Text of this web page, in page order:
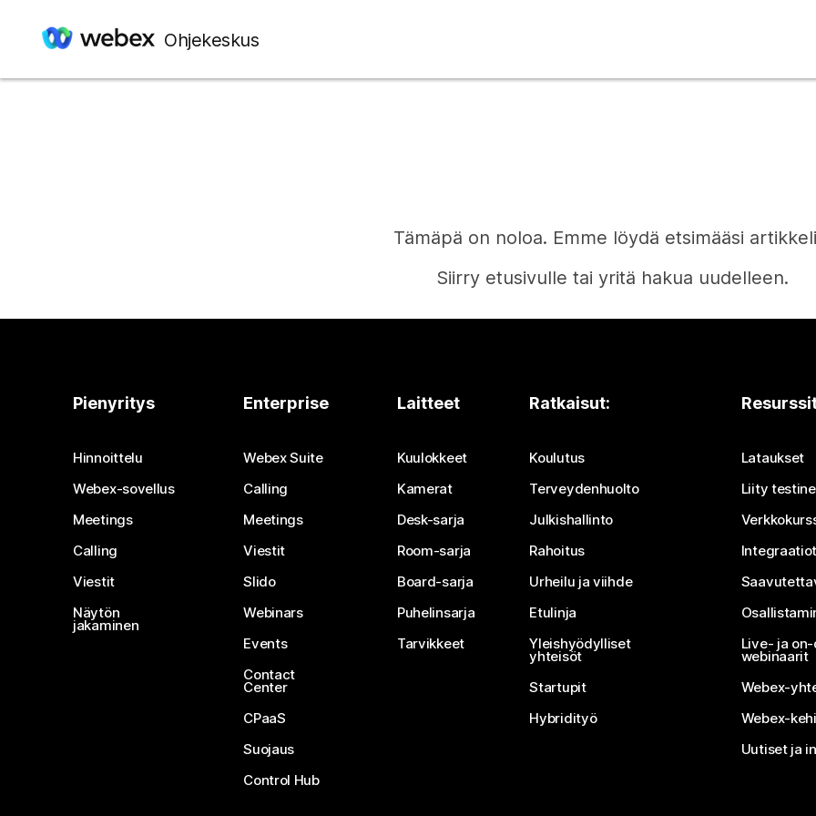
Ohjekeskus
Tämäpä on noloa. Emme löydä etsimääsi
Siirry etusivulle tai yritä hakua uudelleen.
Tarvitsetko vastauksen?
Lähetä kysymys
Pienyritys
Hinnoittelu
Webex-sovellus
Meetings
Calling
Viestit
Näytön
jakaminen
Enterprise
Webex Suite
Calling
Meetings
Viestit
Slido
Webinars
Events
Contact
Center
CPaaS
Suojaus
Control Hub
Laitteet
Kuulokkeet
Kamerat
Desk-sarja
Room-sarja
Board-sarja
Puhelinsarja
Tarvikkeet
Ratkaisut:
Koulutus
Terveydenhuolto
Julkishallinto
Rahoitus
Urheilu ja viihde
Etulinja
Yleishyödylliset
yhteisöt
Startupit
Hybridityö
Lataukset
Liity
Integraatiot
Live- ja
webinaarit
Webex-
Webex-
Uutiset ja